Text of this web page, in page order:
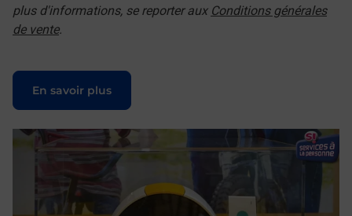
plus d'informations, se reporter aux Conditions générales
de vente.
En savoir plus
Le lien s'ouvre dans un nouvel onglet